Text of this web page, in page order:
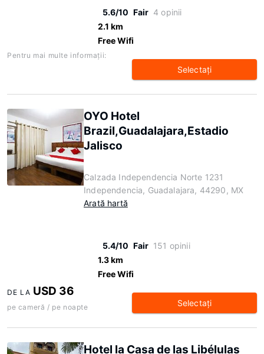
5.6/10 Fair 4 opinii
2.1 km
Free Wifi
Pentru mai multe informaţii:
Selectaţi
OYO Hotel
Brazil,Guadalajara,Estadio
Jalisco
Calzada Independencia Norte 1231
Independencia, Guadalajara, 44290, MX
Arată hartă
5.4/10 Fair 151 opinii
1.3 km
Free Wifi
DE LA USD 36
pe cameră / pe noapte Selectaţi
Hotel la Casa de las Libélulas